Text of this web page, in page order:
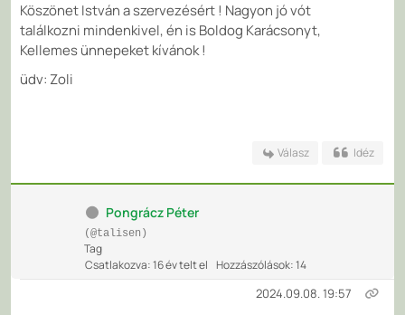
Köszönet István a szervezésért ! Nagyon jó vót
találkozni mindenkivel, én is Boldog Karácsonyt,
Kellemes ünnepeket kívánok !
üdv: Zoli
Válasz Idéz
Pongrácz Péter
(@talisen)
Tag
Csatlakozva: 16 év telt el Hozzászólások: 14
2024.09.08. 19:57